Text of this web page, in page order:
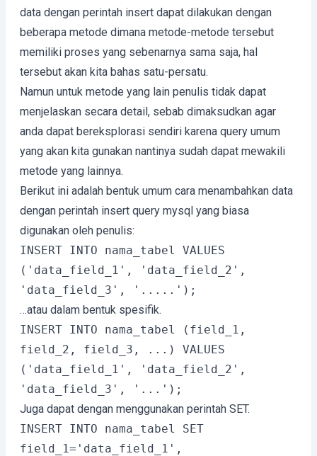
data dengan perintah insert dapat dilakukan dengan
beberapa metode dimana metode-metode tersebut
memiliki proses yang sebenarnya sama saja, hal
tersebut akan kita bahas satu-persatu.
Namun untuk metode yang lain penulis tidak dapat
menjelaskan secara detail, sebab dimaksudkan agar
anda dapat bereksplorasi sendiri karena query umum
yang akan kita gunakan nantinya sudah dapat mewakili
metode yang lainnya.
Berikut ini adalah bentuk umum cara menambahkan data
dengan perintah insert query mysql yang biasa
digunakan oleh penulis:
INSERT INTO nama_tabel VALUES
('data_field_1', 'data_field_2',
'data_field_3', '.....');
…atau dalam bentuk spesifik.
INSERT INTO nama_tabel (field_1,
field_2, field_3, ...) VALUES
('data_field_1', 'data_field_2',
'data_field_3', '...');
Juga dapat dengan menggunakan perintah SET.
INSERT INTO nama_tabel SET
field_1='data_field_1',